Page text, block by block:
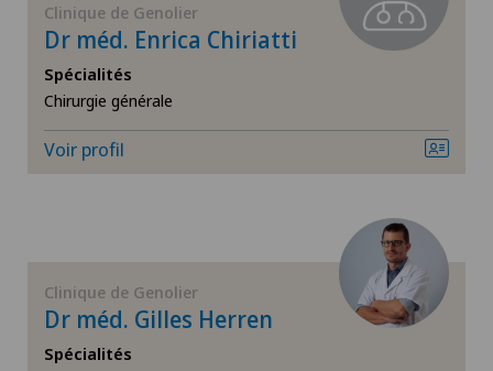
Arthrose de l’épaule
Arthrose du genou
Calcification de l’épaule
Cardiologie
Cardiologie interventionnelle
Clinique de Genolier
Dr méd. Enrica Chiriatti
Spécialités
Chirurgie générale
Voir profil
Clinique de Genolier
Dr méd. Gilles Herren
Spécialités